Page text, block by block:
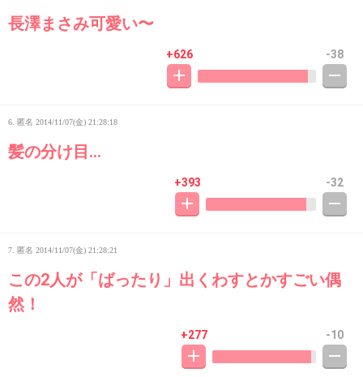
長澤まさみ可愛い〜
+626 -38
6. 匿名 2014/11/07(金) 21:28:18
髪の分け目…
+393 -32
7. 匿名 2014/11/07(金) 21:28:21
この2人が「ばったり」出くわすとかすごい偶
然！
+277 -10